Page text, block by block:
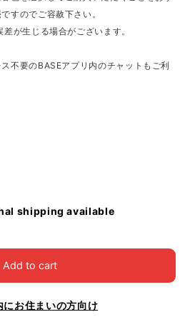
すのでご容赦下さい。
が生じる場合がございます。
不要のBASEアプリ内のチャットもご利
shipping available
Add to cart
にお住まいの方向け